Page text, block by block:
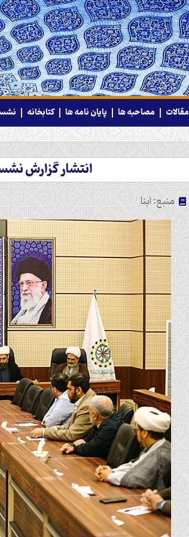
مقالات مصاحبه ها پایان نامه ها کتابخانه
انتشار گزارش
منبع: ابنا